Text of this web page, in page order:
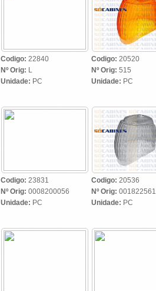
Codigo: 22840
Nº Orig: L
Unidade: PC
Codigo: 20520
Nº Orig: 515
Unidade: PC
Codigo: 23831
Nº Orig: 0008200056
Unidade: PC
Codigo: 20536
Nº Orig:
Unidade: PC